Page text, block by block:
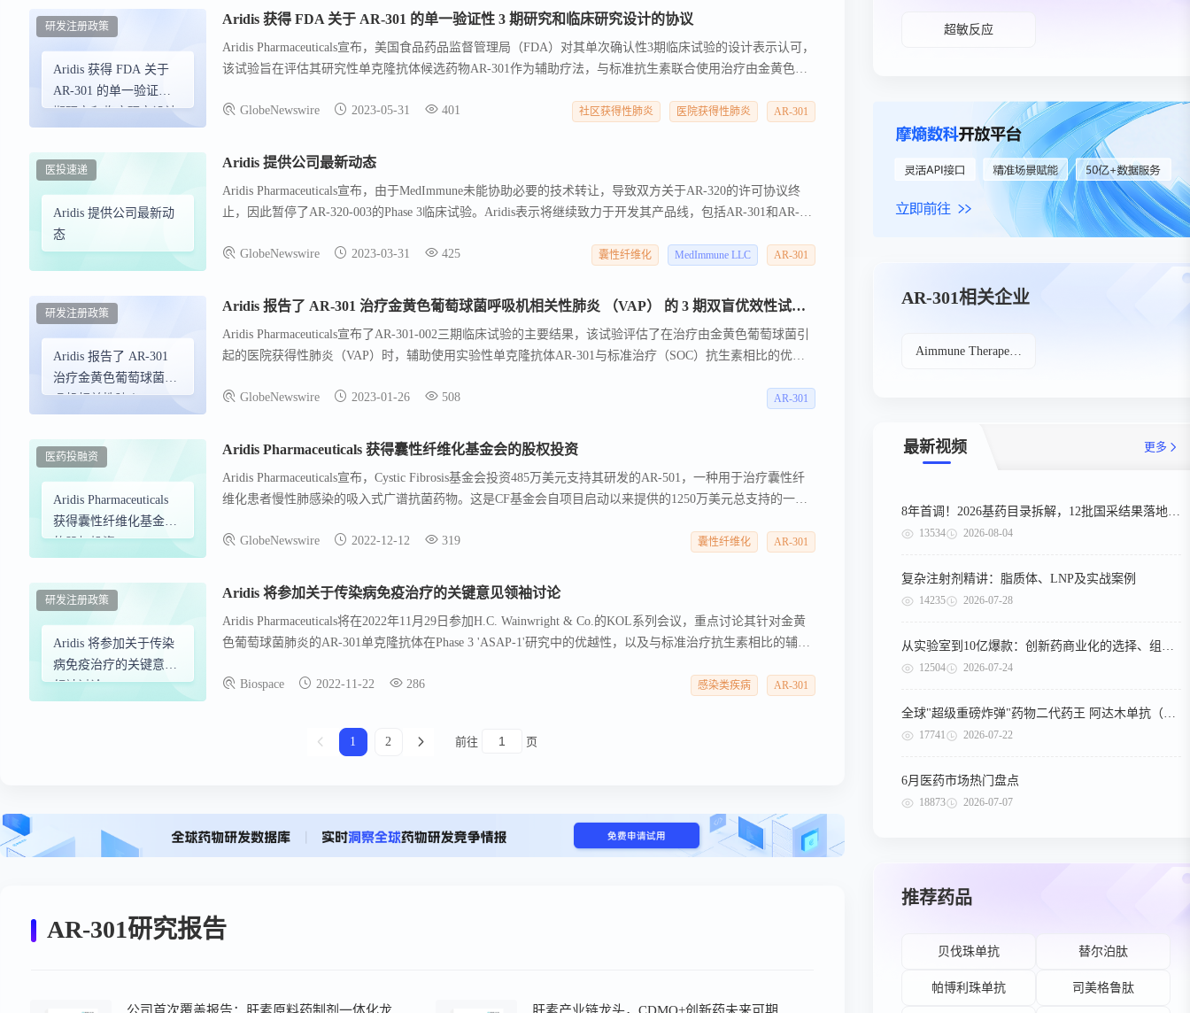
径的考虑条件
Aridis 获得 FDA 关于
AR-301 的单一验证性 3
期研究和临床研究设计
研发注册政策 Aridis 获得 FDA 关于 AR-301 的单一验证性 3 期研究和临床研究设计的协议
Aridis Pharmaceuticals宣布，美国食品药品监督管理局（FDA）对其单次确认性3期临床试验的设计表示认可，
该试验旨在评估其研究性单克隆抗体候选药物AR-301作为辅助疗法，与标准抗生素联合使用治疗由金黄色葡
（HAP）和社区获得性肺炎（CAP）患者。AR-301是一种针对金黄色葡萄球菌α毒素的全人源IgG1单克隆抗
约200个临床中心进行。
GlobeNewswire 2023-05-31 401 社区获得性肺炎 医院获得性肺炎 AR-301
Aridis 提供公司最新动
态
医投速递 Aridis 提供公司最新动态
Aridis Pharmaceuticals宣布，由于MedImmune未能协助必要的技术转让，导致双方关于AR-320的许可协议终
止，因此暂停了AR-320-003的Phase 3临床试验。Aridis表示将继续致力于开发其产品线，包括AR-301和AR-
化（CF）的Phase 2a研究中显示出积极趋势，吸引潜在合作伙伴的兴趣。公司预计将在4月底前收到FDA和
Gibbs。
GlobeNewswire 2023-03-31 425 囊性纤维化 MedImmune LLC AR-301
Aridis 报告了 AR-301
治疗金黄色葡萄球菌呼
吸机相关性肺炎
效性试验的顶线结果
研发注册政策 Aridis 报告了 AR-301 治疗金黄色葡萄球菌呼吸机相关性肺炎 （VAP） 的 3 期双盲优效性试验的顶线结果
Aridis Pharmaceuticals宣布了AR-301-002三期临床试验的主要结果，该试验评估了在治疗由金黄色葡萄球菌引
起的医院获得性肺炎（VAP）时，辅助使用实验性单克隆抗体AR-301与标准治疗（SOC）抗生素相比的优越
了10%以上，在65岁以上的老年人群中，绝对疗效（临床治愈率提高）在21天时增加了34%，在28天时增加了
期研究。
GlobeNewswire 2023-01-26 508 AR-301
Aridis Pharmaceuticals
获得囊性纤维化基金会
的股权投资
医药投融资 Aridis Pharmaceuticals 获得囊性纤维化基金会的股权投资
Aridis Pharmaceuticals宣布，Cystic Fibrosis基金会投资485万美元支持其研发的AR-501，一种用于治疗囊性纤
维化患者慢性肺感染的吸入式广谱抗菌药物。这是CF基金会自项目启动以来提供的1250万美元总支持的一部
孤儿药资格和快速通道资格，以及欧洲EMA的孤儿药资格。Aridis正在开发多种针对严重感染的新型抗体疗
GlobeNewswire 2022-12-12 319 囊性纤维化 AR-301
Aridis 将参加关于传染
病免疫治疗的关键意见
领袖讨论
研发注册政策 Aridis 将参加关于传染病免疫治疗的关键意见领袖讨论
Aridis Pharmaceuticals将在2022年11月29日参加H.C. Wainwright & Co.的KOL系列会议，重点讨论其针对金黄
色葡萄球菌肺炎的AR-301单克隆抗体在Phase 3 'ASAP-1'研究中的优越性，以及与标准治疗抗生素相比的辅助
学总监哈桑·贾弗里博士和首席执行官Vu Truong博士参与讨论。Aridis致力于开发新型抗感染疗法，利用其专
Biospace 2022-11-22 286 感染类疾病 AR-301
1 2 前往 页
AR-301研究报告
超敏反应
AR-301相关企业
最新视频 更多
13534 2026-08-04
复杂注射剂精讲：脂质体、LNP及实战案例
14235 2026-07-28
12504 2026-07-24
17741 2026-07-22
6月医药市场热门盘点
18873 2026-07-07
推荐药品
贝伐珠单抗 替尔泊肽
帕博利珠单抗 司美格鲁肽